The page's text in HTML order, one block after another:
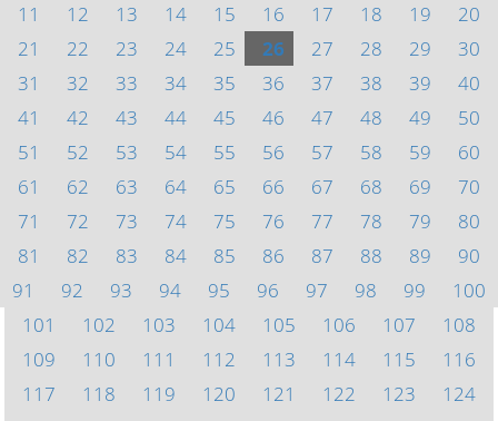
11
12 13 14 15 16 17 18 19
20
21
22 23 24 25 26 27 28 29
30
31
32 33 34 35 36 37 38 39
40
41
42 43 44 45 46 47 48 49
50
51
52 53 54 55 56 57 58 59
60
61
62 63 64 65 66 67 68 69
70
71
72 73 74 75 76 77 78 79
80
81
82 83 84 85 86 87 88 89
90
91
92 93 94 95 96 97 98 99
100
101
102 103 104 105 106 107
108
109
110 111 112 113 114 115
116
117
118 119 120 121 122 123
124